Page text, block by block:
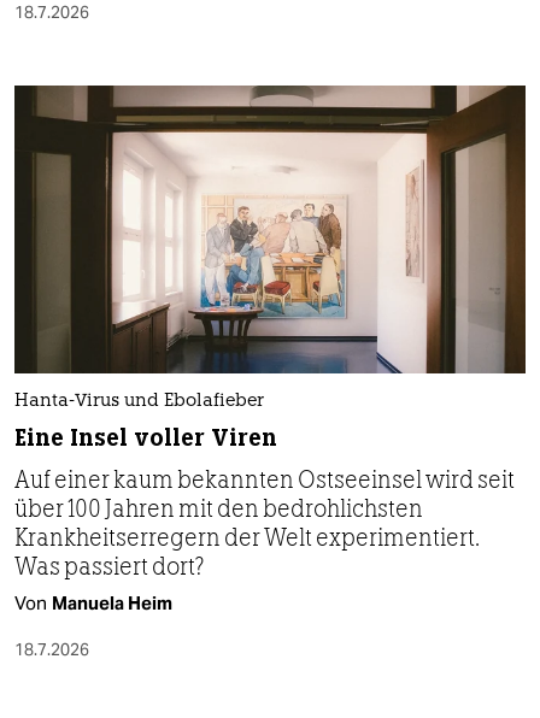
18.7.2026
Hanta-Virus und Ebolafieber
Eine Insel voller Viren
Auf einer kaum bekannten Ostseeinsel wird seit
über 100 Jahren mit den bedrohlichsten
Krankheitserregern der Welt experimentiert.
Was passiert dort?
Von Manuela Heim
18.7.2026